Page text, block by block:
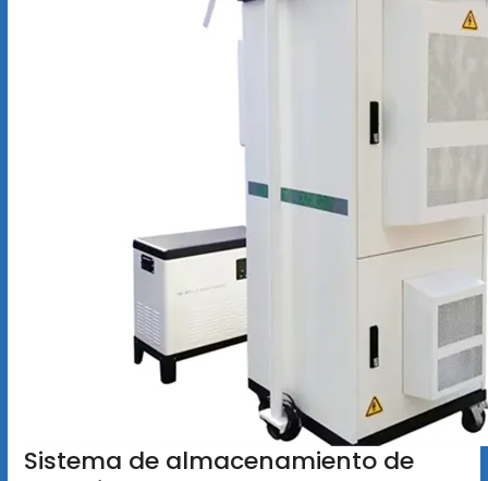
Sistema de almacenamiento de